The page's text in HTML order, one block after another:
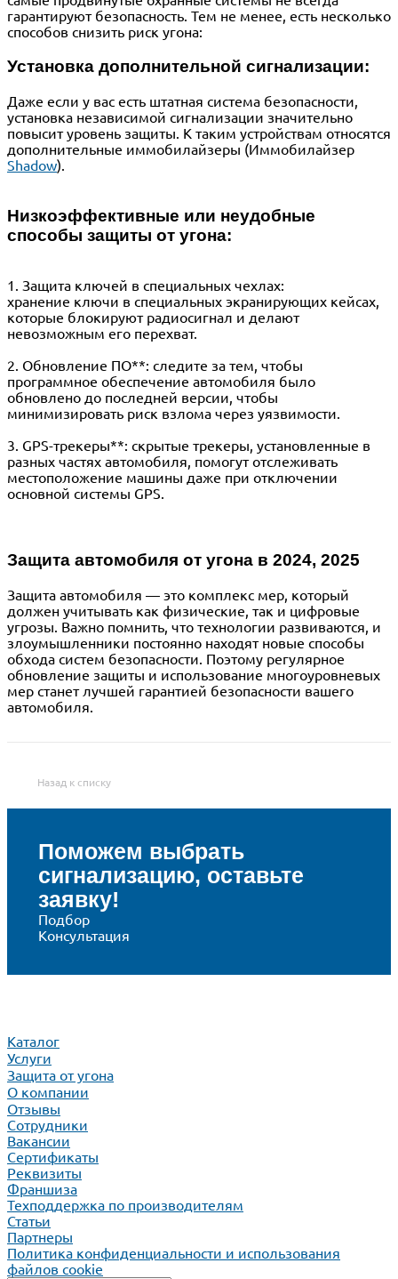
гарантируют безопасность. Тем не менее, есть несколько
способов снизить риск угона:
Установка дополнительной сигнализации:
Даже если у вас есть штатная система безопасности,
установка независимой сигнализации значительно
повысит уровень защиты. К таким устройствам относятся
дополнительные иммобилайзеры (Иммобилайзер
Shadow).
Низкоэффективные или неудобные
способы защиты от угона:
1. Защита ключей в специальных чехлах:
хранение ключи в специальных экранирующих кейсах,
которые блокируют радиосигнал и делают
невозможным его перехват.
2. Обновление ПО**: следите за тем, чтобы
программное обеспечение автомобиля было
обновлено до последней версии, чтобы
минимизировать риск взлома через уязвимости.
3. GPS-трекеры**: скрытые трекеры, установленные в
разных частях автомобиля, помогут отслеживать
местоположение машины даже при отключении
основной системы GPS.
Защита автомобиля от угона в 2024, 2025
Защита автомобиля — это комплекс мер, который
должен учитывать как физические, так и цифровые
угрозы. Важно помнить, что технологии развиваются, и
злоумышленники постоянно находят новые способы
обхода систем безопасности. Поэтому регулярное
обновление защиты и использование многоуровневых
мер станет лучшей гарантией безопасности вашего
автомобиля.
Назад к списку
Поможем выбрать
сигнализацию, оставьте
заявку!
Подбор
Консультация
Каталог
Услуги
Защита от угона
О компании
Отзывы
Сотрудники
Вакансии
Сертификаты
Реквизиты
Франшиза
Техподдержка по производителям
Статьи
Партнеры
Политика конфиденциальности и использования
файлов cookie